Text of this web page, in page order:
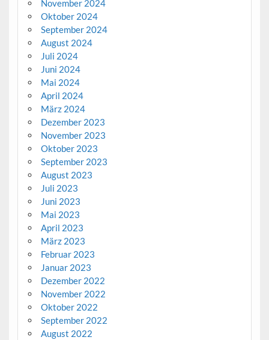
November 2024
Oktober 2024
September 2024
August 2024
Juli 2024
Juni 2024
Mai 2024
April 2024
März 2024
Dezember 2023
November 2023
Oktober 2023
September 2023
August 2023
Juli 2023
Juni 2023
Mai 2023
April 2023
März 2023
Februar 2023
Januar 2023
Dezember 2022
November 2022
Oktober 2022
September 2022
August 2022